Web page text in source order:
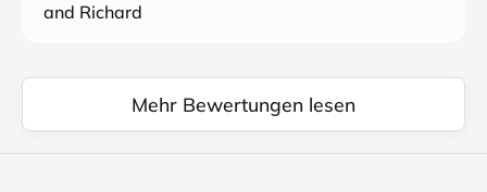
and Richard
Mehr Bewertungen lesen